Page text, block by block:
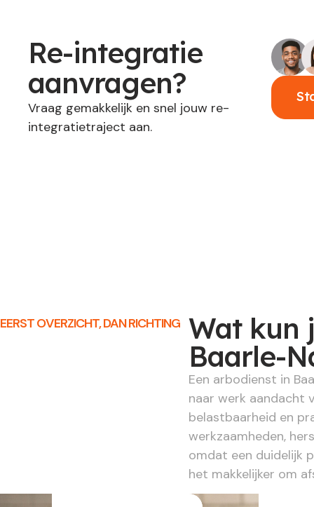
Re-integratie
aanvragen?
Vraag gemakkelijk en snel jouw re-
integratietraject aan.
EERST OVERZICHT, DAN RICHTING Wat kun
Baarle-
Een arbodienst in
naar werk aandacht
belastbaarheid en
werkzaamheden,
omdat een duidelijk
het makkelijker om